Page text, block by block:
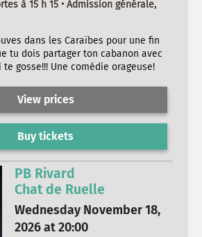
à 15 h 15 • Admission générale,
dans les Caraïbes pour une fin
tu dois partager ton cabanon avec
gosse!!! Une comédie orageuse!
View prices
Buy tickets
PB Rivard
Chat de Ruelle
Wednesday November 18,
2026 at 20:00